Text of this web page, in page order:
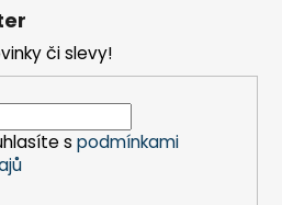
p
r
v
k
y
í či slevy!
s podmínkami